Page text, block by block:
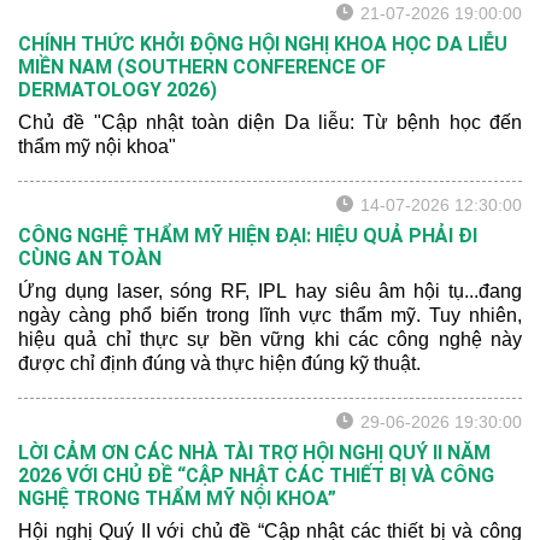
21-07-2026 19:00:00
CHÍNH THỨC KHỞI ĐỘNG HỘI NGHỊ KHOA HỌC DA LIỄU
MIỀN NAM (SOUTHERN CONFERENCE OF
DERMATOLOGY 2026)
Chủ đề "Cập nhật toàn diện Da liễu: Từ bệnh học đến
thẩm mỹ nội khoa"
14-07-2026 12:30:00
CÔNG NGHỆ THẨM MỸ HIỆN ĐẠI: HIỆU QUẢ PHẢI ĐI
CÙNG AN TOÀN
Ứng dụng laser, sóng RF, IPL hay siêu âm hội tụ...đang
ngày càng phổ biến trong lĩnh vực thẩm mỹ. Tuy nhiên,
hiệu quả chỉ thực sự bền vững khi các công nghệ này
được chỉ định đúng và thực hiện đúng kỹ thuật.
29-06-2026 19:30:00
LỜI CẢM ƠN CÁC NHÀ TÀI TRỢ HỘI NGHỊ QUÝ II NĂM
2026 VỚI CHỦ ĐỀ “CẬP NHẬT CÁC THIẾT BỊ VÀ CÔNG
NGHỆ TRONG THẨM MỸ NỘI KHOA”
Hội nghị Quý II với chủ đề “Cập nhật các thiết bị và công